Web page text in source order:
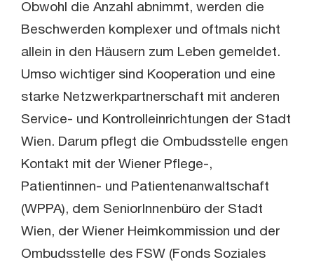
Obwohl die Anzahl abnimmt, werden die
Beschwerden komplexer und oftmals nicht
allein in den Häusern zum Leben gemeldet.
Umso wichtiger sind Kooperation und eine
starke Netzwerkpartnerschaft mit anderen
Service- und Kontrolleinrichtungen der Stadt
Wien. Darum pflegt die Ombudsstelle engen
Kontakt mit der Wiener Pflege-,
Patientinnen- und Patientenanwaltschaft
(WPPA), dem SeniorInnenbüro der Stadt
Wien, der Wiener Heimkommission und der
Ombudsstelle des FSW (Fonds Soziales